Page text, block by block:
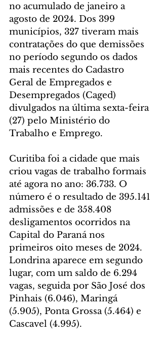
no acumulado de janeiro a
agosto de 2024. Dos 399
municípios, 327 tiveram mais
contratações do que demissões
no período segundo os dados
mais recentes do Cadastro
Geral de Empregados e
Desempregados (Caged)
divulgados na última sexta-feira
(27) pelo Ministério do
Trabalho e Emprego.
Curitiba foi a cidade que mais
criou vagas de trabalho formais
até agora no ano: 36.733. O
número é o resultado de 395.141
admissões e de 358.408
desligamentos ocorridos na
Capital do Paraná nos
primeiros oito meses de 2024.
Londrina aparece em segundo
lugar, com um saldo de 6.294
vagas, seguida por São José dos
Pinhais (6.046), Maringá
(5.905), Ponta Grossa (5.464) e
Cascavel (4.995).